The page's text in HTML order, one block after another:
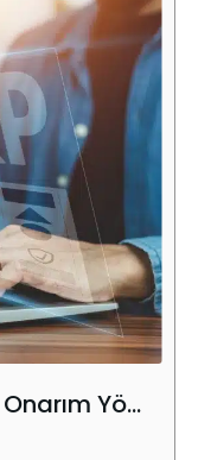
Bakım ERP Modülü ve Onarım Yönetimi